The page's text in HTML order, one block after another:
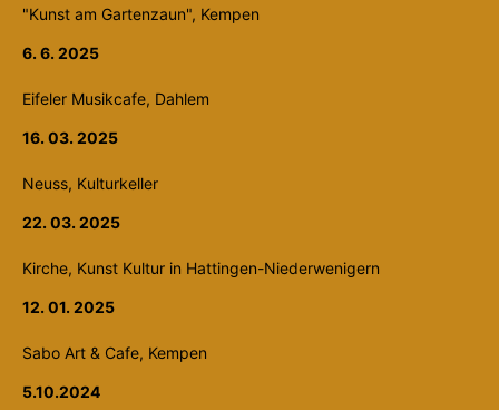
"Kunst am Gartenzaun", Kempen
6. 6. 2025
Eifeler Musikcafe, Dahlem
16. 03. 2025
Neuss, Kulturkeller
22. 03. 2025
Kirche, Kunst Kultur in Hattingen-Niederwenigern
12. 01. 2025
Sabo Art & Cafe, Kempen
5.10.2024